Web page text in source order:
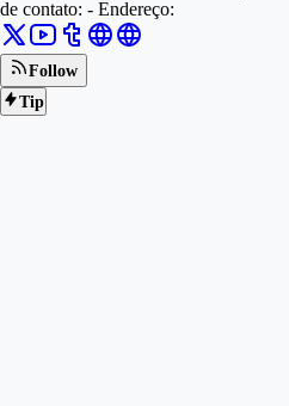
de contato: - Endereço:
Follow
Tip